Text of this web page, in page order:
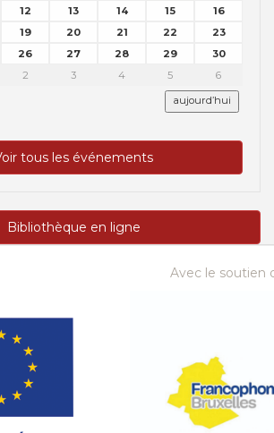
12 13 14 15
16
19 20 21 22
23
26 27 28 29
30
2 3 4 5 6
aujourd’hui
tous les événements
Bibliothèque en ligne
Avec le soutien